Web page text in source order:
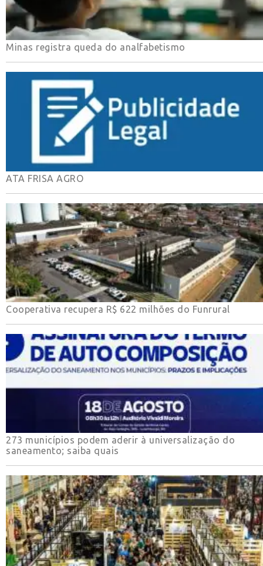
Minas registra queda do analfabetismo
ATA FRISA AGRO
Cooperativa recupera R$ 622 milhões do Funrural
273 municípios podem aderir à universalização do
saneamento; saiba quais